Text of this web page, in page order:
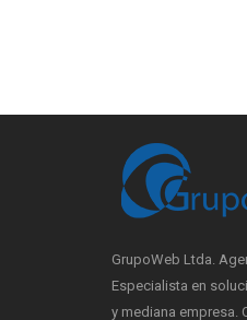
GrupoWeb Ltda.
Especialista en
y mediana empresa.